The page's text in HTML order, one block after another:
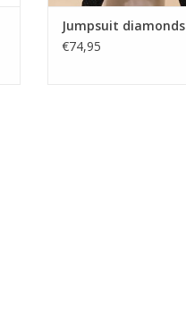
Jumpsuit diamonds
€74,95